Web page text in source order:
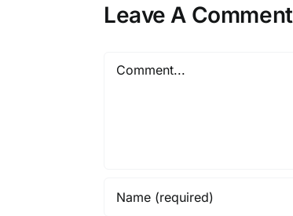
Leave A Comment
Comment